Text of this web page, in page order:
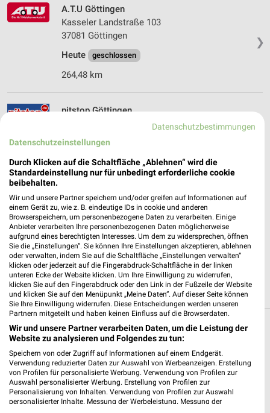
❯
A.T.U Göttingen
Kasseler Landstraße 103
37081 Göttingen
Heute
geschlossen
264,48 km
pitstop Göttingen
37081 Göttingen
Heute
geschlossen
261,52 km
ŠKODA Automarkt Göttingen - Südhannover
Gruppe
Industriestraße 4
37079 Göttingen
Heute geschlossen
263,53 km
Filialen zum Thema Auto & Motorrad in
Effelder
Hier findest Du Öffnungszeiten und Filialen der Kategorie Auto
& Motorrad in Effelder und Umgebung. Blättere in den
Prospekten von z.B. pitstop, Louis und POLO und vielen mehr.
Datenschutzbestimmungen
Datenschutzeinstellungen
Durch Klicken auf die Schaltfläche „Ablehnen“ wird die
Standardeinstellung nur für unbedingt erforderliche cookie
beibehalten.
Wir und unsere Partner speichern und/oder greifen auf Informationen auf
einem Gerät zu, wie z. B. eindeutige IDs in cookie und anderen
Browserspeichern, um personenbezogene Daten zu verarbeiten. Einige
Anbieter verarbeiten Ihre personenbezogenen Daten möglicherweise
aufgrund eines berechtigten Interesses. Um dem zu widersprechen, öffnen
Sie die „Einstellungen“. Sie können Ihre Einstellungen akzeptieren, ablehnen
oder verwalten, indem Sie auf die Schaltfläche „Einstellungen verwalten“
klicken oder jederzeit auf die Fingerabdruck-Schaltfläche in der linken
unteren Ecke der Website klicken. Um Ihre Einwilligung zu widerrufen,
klicken Sie auf den Fingerabdruck oder den Link in der Fußzeile der Website
und klicken Sie auf den Menüpunkt „Meine Daten“. Auf dieser Seite können
Sie Ihre Einwilligung widerrufen. Diese Entscheidungen werden unseren
Partnern mitgeteilt und haben keinen Einfluss auf die Browserdaten.
Wir und unsere Partner verarbeiten Daten, um die Leistung der
Website zu analysieren und Folgendes zu tun:
Speichern von oder Zugriff auf Informationen auf einem Endgerät.
Verwendung reduzierter Daten zur Auswahl von Werbeanzeigen. Erstellung
von Profilen für personalisierte Werbung. Verwendung von Profilen zur
Auswahl personalisierter Werbung. Erstellung von Profilen zur
Personalisierung von Inhalten. Verwendung von Profilen zur Auswahl
personalisierter Inhalte. Messung der Werbeleistung. Messung der